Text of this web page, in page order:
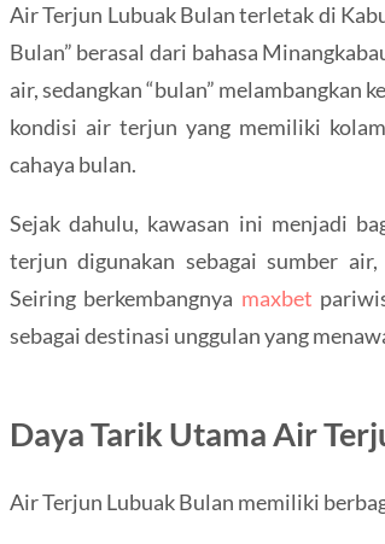
Air Terjun Lubuak Bulan terletak di
Bulan” berasal dari bahasa
air, sedangkan “bulan” melambangkan
kondisi air terjun yang memiliki
cahaya bulan.
Sejak dahulu, kawasan ini menjadi
terjun digunakan sebagai sumber
Seiring berkembangnya maxbet
sebagai destinasi unggulan yang
Daya Tarik Utama Air
Air Terjun Lubuak Bulan memiliki